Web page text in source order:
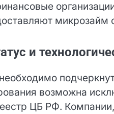
современные
компании,
возможна